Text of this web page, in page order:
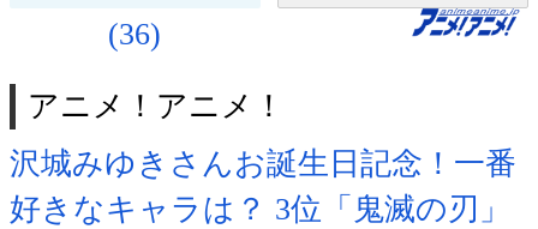
(36)
アニメ！アニメ！
沢城みゆきさんお誕生日記念！一番
好きなキャラは？ 3位「鬼滅の刃」